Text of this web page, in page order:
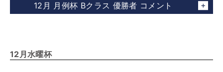
12月 月例杯 Bクラス 優勝者 コメント
12月水曜杯